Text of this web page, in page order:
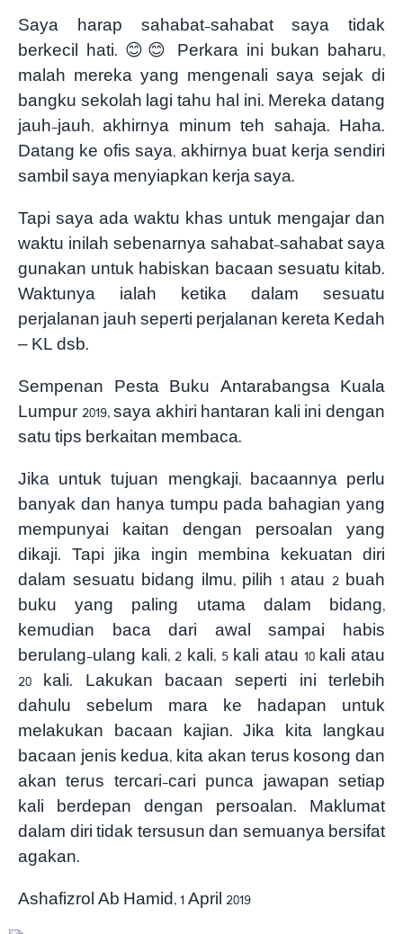
Saya harap sahabat-sahabat saya tidak
berkecil hati. 😊😊 Perkara ini bukan baharu,
malah mereka yang mengenali saya sejak di
bangku sekolah lagi tahu hal ini. Mereka datang
jauh-jauh, akhirnya minum teh sahaja. Haha.
Datang ke ofis saya, akhirnya buat kerja sendiri
sambil saya menyiapkan kerja saya.
Tapi saya ada waktu khas untuk mengajar dan
waktu inilah sebenarnya sahabat-sahabat saya
gunakan untuk habiskan bacaan sesuatu kitab.
Waktunya ialah ketika dalam sesuatu
perjalanan jauh seperti perjalanan kereta Kedah
– KL dsb.
Sempenan Pesta Buku Antarabangsa Kuala
Lumpur 2019, saya akhiri hantaran kali ini dengan
satu tips berkaitan membaca.
Jika untuk tujuan mengkaji, bacaannya perlu
banyak dan hanya tumpu pada bahagian yang
mempunyai kaitan dengan persoalan yang
dikaji. Tapi jika ingin membina kekuatan diri
dalam sesuatu bidang ilmu, pilih 1 atau 2 buah
buku yang paling utama dalam bidang,
kemudian baca dari awal sampai habis
berulang-ulang kali, 2 kali, 5 kali atau 10 kali atau
20 kali. Lakukan bacaan seperti ini terlebih
dahulu sebelum mara ke hadapan untuk
melakukan bacaan kajian. Jika kita langkau
bacaan jenis kedua, kita akan terus kosong dan
akan terus tercari-cari punca jawapan setiap
kali berdepan dengan persoalan. Maklumat
dalam diri tidak tersusun dan semuanya bersifat
agakan.
Ashafizrol Ab Hamid, 1 April 2019